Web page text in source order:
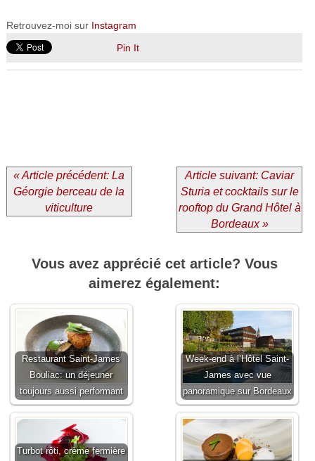
Retrouvez-moi sur Instagram
Pin It
« Article précédent: La
Géorgie berceau de la
viticulture
Article suivant: Caviar
Sturia et cocktails sur le
rooftop du Grand Hôtel à
Bordeaux »
Vous avez apprécié cet article? Vous
aimerez également:
Restaurant Saint-James
Bouliac: un déjeuner
toujours aussi performant
Week-end à l’Hôtel Saint-
James avec vue
panoramique sur Bordeaux
Turbot rôti, crème fermière